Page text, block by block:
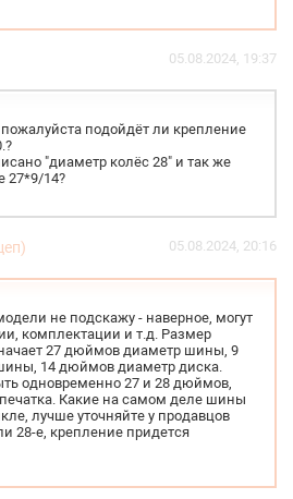
05.08.2024, 19:37
подойдёт ли крепление
"диаметр колёс 28" и так же
27*9/14?
05.08.2024, 20:16
не подскажу - наверное, могут
комплектации и т.д. Размер
27 дюймов диаметр шины, 9
14 дюймов диаметр диска.
одновременно 27 и 28 дюймов,
Какие на самом деле шины
лучше уточняйте у продавцов
28-е, крепление придется